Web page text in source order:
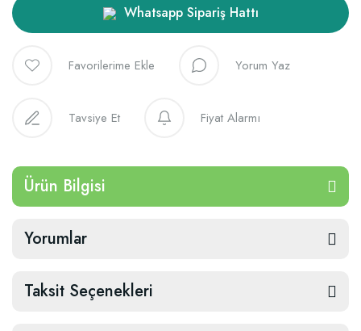
Whatsapp Sipariş Hattı
Yorum Yaz
Tavsiye Et Fiyat Alarmı
Ürün Bilgisi
Yorumlar
Taksit Seçenekleri